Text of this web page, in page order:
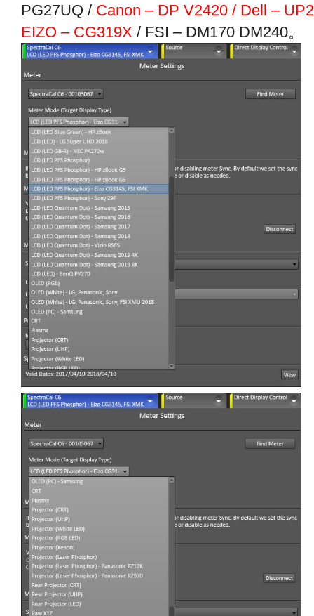
PG27UQ / Canon – DP V2420 / Dell –
EIZO – CG319X / FSI – DM170 DM240。